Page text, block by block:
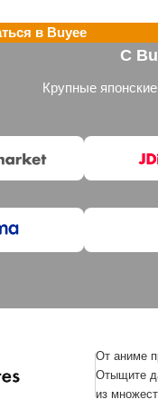
в Buyee
С
Крупные
От аниме
Отыщите
из